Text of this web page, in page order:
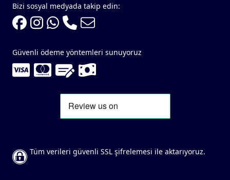
Bizi sosyal medyada takip edin:
Güvenli ödeme yöntemleri sunuyoruz
Tüm verileri güvenli SSL şifrelemesi ile aktarıyoruz.